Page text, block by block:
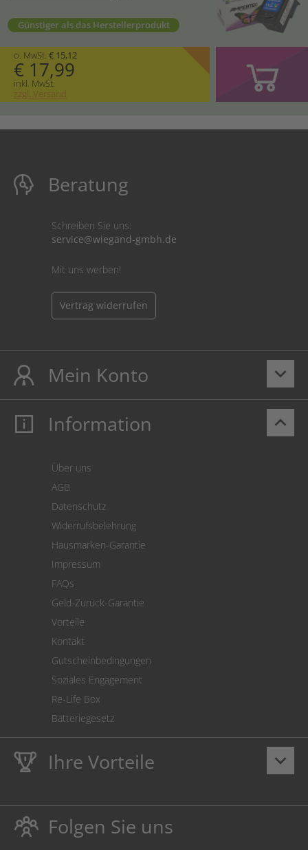
Günstiger als das Herstellerprodukt
o. MwSt. € 15,12
€ 17,99
inkl. MwSt.
zzgl. Versand
Beratung
Schreiben Sie uns:
service@wiegand-gmbh.de
Mit uns werben!
Vertrag widerrufen
keyboard_arrow_down
Mein Konto
Mein Konto
Cookie Einstellungen
keyboard_arrow_up
Information
Über uns
AGB
Datenschutz
Widerrufsbelehrung
Hausmarken-Garantie
Impressum
FAQs
Geld-Zurück-Garantie
Vorteile
Kontakt
Gutscheinbedingungen
Soziales Engagement
Re-Life Box
Batteriegesetz
keyboard_arrow_down
Ihre Vorteile
LebenslangeHausmarke Garantieauf Toner und Tinte
schützt auch Ihren Drucker.
Umweltfreundlich dadurch Abfallvermeidung.
Folgen Sie uns